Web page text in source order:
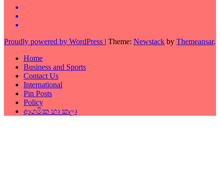
Proudly powered by WordPress | Theme: Newstack by Themeansar.
Home
Business and Sports
Contact Us
International
Pin Posts
Policy
ආගමික හා කලා